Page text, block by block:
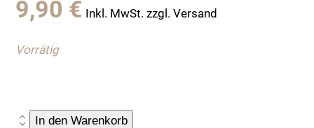
9,90 € Inkl. MwSt. zzgl. Versand
Vorrätig
Schwarzer
In den Warenkorb